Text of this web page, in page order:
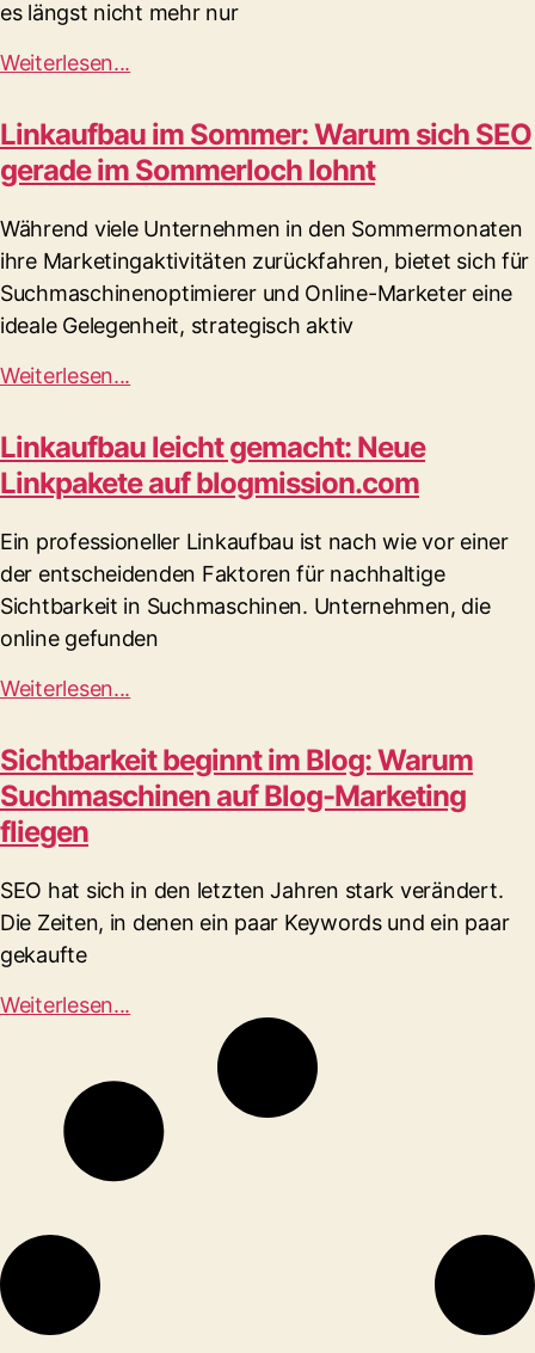
es längst nicht mehr nur
Weiterlesen...
Linkaufbau im Sommer: Warum sich SEO
gerade im Sommerloch lohnt
Während viele Unternehmen in den Sommermonaten
ihre Marketingaktivitäten zurückfahren, bietet sich für
Suchmaschinenoptimierer und Online-Marketer eine
ideale Gelegenheit, strategisch aktiv
Weiterlesen...
Linkaufbau leicht gemacht: Neue
Linkpakete auf blogmission.com
Ein professioneller Linkaufbau ist nach wie vor einer
der entscheidenden Faktoren für nachhaltige
Sichtbarkeit in Suchmaschinen. Unternehmen, die
online gefunden
Weiterlesen...
Sichtbarkeit beginnt im Blog: Warum
Suchmaschinen auf Blog-Marketing
fliegen
SEO hat sich in den letzten Jahren stark verändert.
Die Zeiten, in denen ein paar Keywords und ein paar
gekaufte
Weiterlesen...